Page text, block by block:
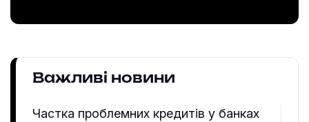
Важливі новини
Частка проблемних кредитів у банках